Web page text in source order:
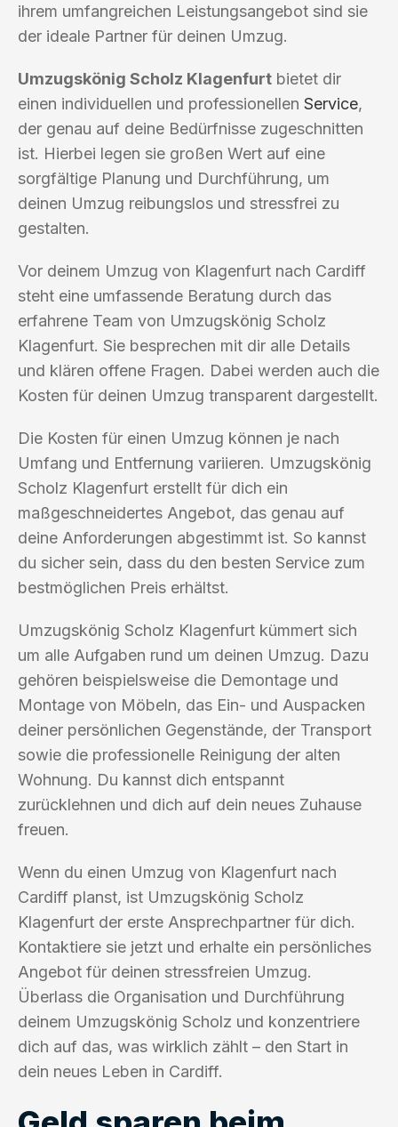
ihrem umfangreichen Leistungsangebot sind sie
der ideale Partner für deinen Umzug.
Umzugskönig Scholz Klagenfurt bietet dir
einen individuellen und professionellen Service,
der genau auf deine Bedürfnisse zugeschnitten
ist. Hierbei legen sie großen Wert auf eine
sorgfältige Planung und Durchführung, um
deinen Umzug reibungslos und stressfrei zu
gestalten.
Vor deinem Umzug von Klagenfurt nach Cardiff
steht eine umfassende Beratung durch das
erfahrene Team von Umzugskönig Scholz
Klagenfurt. Sie besprechen mit dir alle Details
und klären offene Fragen. Dabei werden auch die
Kosten für deinen Umzug transparent dargestellt.
Die Kosten für einen Umzug können je nach
Umfang und Entfernung variieren. Umzugskönig
Scholz Klagenfurt erstellt für dich ein
maßgeschneidertes Angebot, das genau auf
deine Anforderungen abgestimmt ist. So kannst
du sicher sein, dass du den besten Service zum
bestmöglichen Preis erhältst.
Umzugskönig Scholz Klagenfurt kümmert sich
um alle Aufgaben rund um deinen Umzug. Dazu
gehören beispielsweise die Demontage und
Montage von Möbeln, das Ein- und Auspacken
deiner persönlichen Gegenstände, der Transport
sowie die professionelle Reinigung der alten
Wohnung. Du kannst dich entspannt
zurücklehnen und dich auf dein neues Zuhause
freuen.
Wenn du einen Umzug von Klagenfurt nach
Cardiff planst, ist Umzugskönig Scholz
Klagenfurt der erste Ansprechpartner für dich.
Kontaktiere sie jetzt und erhalte ein persönliches
Angebot für deinen stressfreien Umzug.
Überlass die Organisation und Durchführung
deinem Umzugskönig Scholz und konzentriere
dich auf das, was wirklich zählt – den Start in
dein neues Leben in Cardiff.